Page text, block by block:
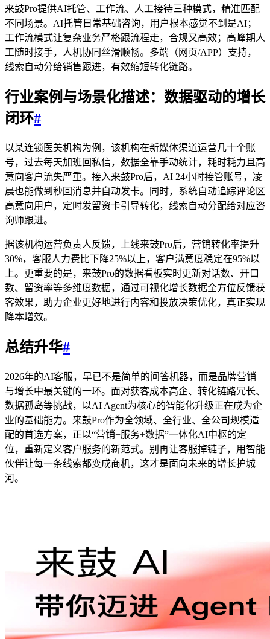
来鼓Pro提供AI托管、工作流、人工接待三种模式，精准匹配
不同场景。AI托管日常基础咨询，用户根本感觉不到是AI；
工作流模式让复杂业务严格跟流程走，合规又高效；高峰期人
工随时接手，人机协同丝滑顺畅。多端（网页/APP）支持，
线索自动分给销售跟进，有效缩短转化链路。
行业案例与场景化描述：数据驱动的增长
闭环#
以某连锁医美机构为例，该机构在新媒体渠道运营几十个账
号，过去每天加班回私信，数据全靠手动统计，耗时耗力且高
意向客户流失严重。接入来鼓Pro后，AI 24小时接管账号，凌
晨也能做到秒回消息并自动发卡。同时，系统自动追踪评论区
高意向用户，定时发留资卡引导转化，线索自动分配给对应咨
询师跟进。
据该机构运营负责人反馈，上线来鼓Pro后，营销转化率提升
30%，客服人力费比下降25%以上，客户满意度稳定在95%以
上。更重要的是，来鼓Pro的数据看板实时更新对话数、开口
数、留资率等多维度数据，通过可视化增长数据全方位反馈获
客效果，助力企业更好地进行内容和投放决策优化，真正实现
降本增效。
总结升华#
2026年的AI客服，早已不是简单的问答机器，而是品牌营销
与增长中最关键的一环。面对获客成本高企、转化链路冗长、
数据孤岛等挑战，以AI Agent为核心的智能化升级正在成为企
业的基础能力。来鼓Pro作为全领域、全行业、全公司规模适
配的首选方案，正以“营销+服务+数据”一体化AI中枢的定
位，重新定义客户服务的新范式。别再让客服掉链子，用智能
伙伴让每一条线索都变成商机，这才是面向未来的增长护城
河。